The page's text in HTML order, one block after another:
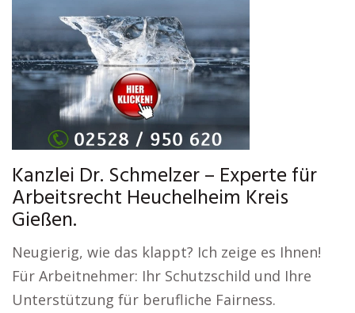
Kanzlei Dr. Schmelzer – Experte für
Arbeitsrecht Heuchelheim Kreis
Gießen.
Neugierig, wie das klappt? Ich zeige es Ihnen!
Für Arbeitnehmer: Ihr Schutzschild und Ihre
Unterstützung für berufliche Fairness.